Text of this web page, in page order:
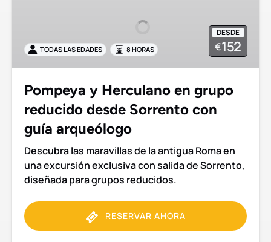
reducido
desde
con
guía
arqueólogo
DESDE
€152
TODAS LAS EDADES 8 HORAS
Pompeya y Herculano en grupo
reducido desde Sorrento con
guía arqueólogo
Descubra las maravillas de la antigua Roma en
una excursión exclusiva con salida de Sorrento,
diseñada para grupos reducidos.
RESERVAR AHORA